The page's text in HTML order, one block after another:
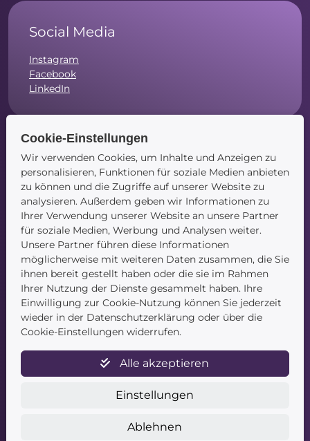
Social Media
Instagram
Facebook
LinkedIn
Navigation
Startseite
Blog
Kontakt
Service
Datenschutz
Cookie-Einstellungen
Wir verwenden Cookies, um Inhalte und Anzeigen zu
personalisieren, Funktionen für soziale Medien anbieten
zu können und die Zugriffe auf unserer Website zu
analysieren. Außerdem geben wir Informationen zu
Ihrer Verwendung unserer Website an unsere Partner
für soziale Medien, Werbung und Analysen weiter.
Unsere Partner führen diese Informationen
möglicherweise mit weiteren Daten zusammen, die Sie
ihnen bereit gestellt haben oder die sie im Rahmen
Ihrer Nutzung der Dienste gesammelt haben. Ihre
Einwilligung zur Cookie-Nutzung können Sie jederzeit
wieder in der Datenschutzerklärung oder über die
Cookie-Einstellungen widerrufen.
Alle akzeptieren
Einstellungen
Ablehnen